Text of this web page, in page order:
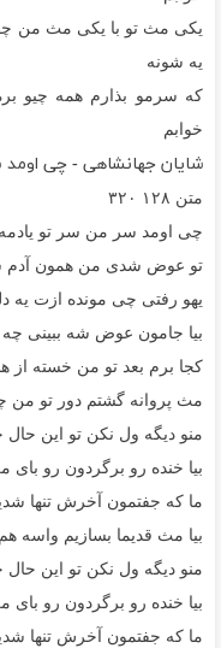
یکی مث تو با یکی مث من
یه شونه
که سرمو بذارم همه چیو
خوابم
شایان جهانشاهی - چی
متن ۱۲۸ ۳۲۰
چی اومد سر من سر تو یادمه
تو عوض شدی من همون آدم
یهو رفتی چی مونده ازت یه
بیا جامون عوض شه ببینی چه
کجا برم بعد تو من خسته از
مث پروانه گشتم دور تو من
منو دیگه ول نکن تو این
بیا خنده رو برگردون رو بای
ما که جفتمون آخرش تنها
بیا مث قدیما بسازیم واسه هم
منو دیگه ول نکن تو این
بیا خنده رو برگردون رو بای
ما که جفتمون آخرش تنها